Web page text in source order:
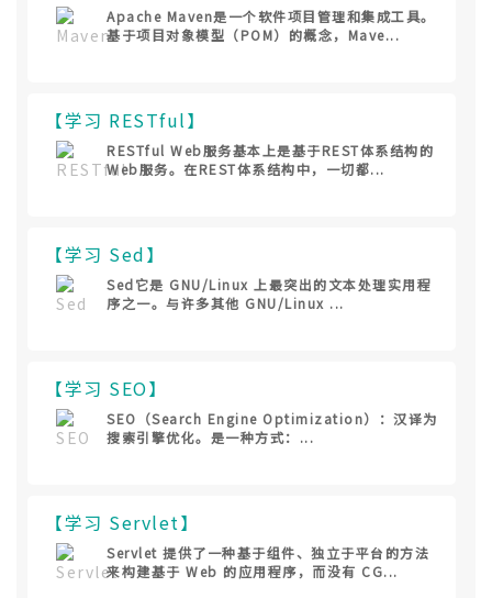
Apache Maven是一个软件项目管理和集成工具。
基于项目对象模型（POM）的概念，Mave...
【学习 RESTful】
RESTful Web服务基本上是基于REST体系结构的
Web服务。在REST体系结构中，一切都...
【学习 Sed】
Sed它是 GNU/Linux 上最突出的文本处理实用程
序之一。与许多其他 GNU/Linux ...
【学习 SEO】
SEO（Search Engine Optimization）：汉译为
搜索引擎优化。是一种方式：...
【学习 Servlet】
Servlet 提供了一种基于组件、独立于平台的方法
来构建基于 Web 的应用程序，而没有 CG...